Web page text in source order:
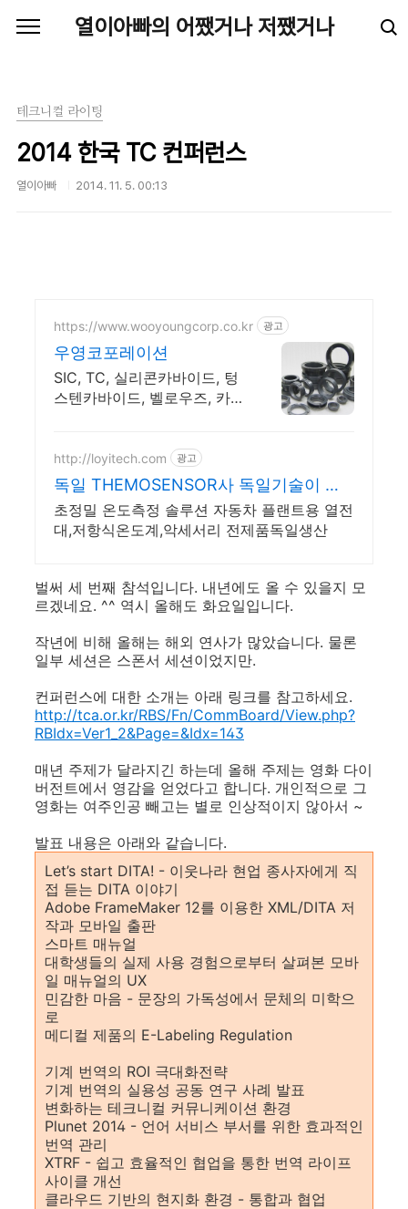
열이아빠의 어쨌거나 저쨌거나
테크니컬 라이팅
2014 한국 TC 컨퍼런스
열이아빠 2014. 11. 5. 00:13
https://www.wooyoungcorp.co.kr 광고
우영코포레이션
SIC, TC, 실리콘카바이드, 텅
스텐카바이드, 벨로우즈, 카본
http://loyitech.com 광고
독일 THEMOSENSOR사 독일기술이 낳
은 온도 측정기
초정밀 온도측정 솔루션 자동차 플랜트용 열전
대,저항식온도계,악세서리 전제품독일생산
벌써 세 번째 참석입니다. 내년에도 올 수 있을지 모
르겠네요. ^^ 역시 올해도 화요일입니다.
작년에 비해 올해는 해외 연사가 많았습니다. 물론
일부 세션은 스폰서 세션이었지만.
컨퍼런스에 대한 소개는 아래 링크를 참고하세요.
http://tca.or.kr/RBS/Fn/CommBoard/View.php?
RBIdx=Ver1_2&Page=&Idx=143
매년 주제가 달라지긴 하는데 올해 주제는 영화 다이
버전트에서 영감을 얻었다고 합니다. 개인적으로 그
영화는 여주인공 빼고는 별로 인상적이지 않아서 ~
발표 내용은 아래와 같습니다.
Let’s start DITA! - 이웃나라 현업 종사자에게 직
접 듣는 DITA 이야기
Adobe FrameMaker 12를 이용한 XML/DITA 저
작과 모바일 출판
스마트 매뉴얼
대학생들의 실제 사용 경험으로부터 살펴본 모바
일 매뉴얼의 UX
민감한 마음 - 문장의 가독성에서 문체의 미학으
로
메디컬 제품의 E-Labeling Regulation
기계 번역의 ROI 극대화전략
기계 번역의 실용성 공동 연구 사례 발표
변화하는 테크니컬 커뮤니케이션 환경
Plunet 2014 - 언어 서비스 부서를 위한 효과적인
번역 관리
XTRF - 쉽고 효율적인 협업을 통한 번역 라이프
사이클 개선
클라우드 기반의 현지화 환경 - 통합과 협업